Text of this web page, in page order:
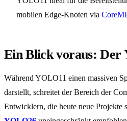
mobilen Edge-Knoten via
Ein Blick voraus: Der
Während YOLO11 einen massiven
darstellt, schreitet der Bereich der
Entwicklern, die heute neue Projekte